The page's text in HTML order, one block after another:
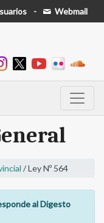
- Webmail
/ Ley Nº 564
al Digesto